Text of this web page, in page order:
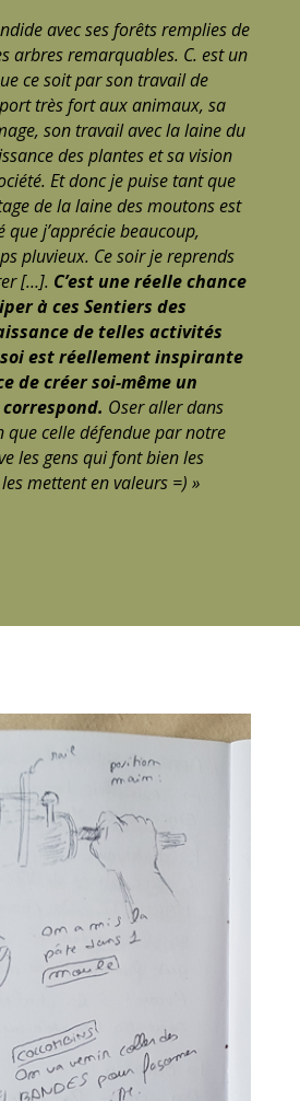
avec ses forêts remplies de
arbres remarquables. C. est un
ce soit par son travail de
très fort aux animaux, sa
son travail avec la laine du
des plantes et sa vision
Et donc je puise tant que
de la laine des moutons est
que j’apprécie beaucoup,
pluvieux. Ce soir je reprends
[…]. C’est une réelle chance
à ces Sentiers des
de telles activités
est réellement inspirante
de créer soi-même un
Oser aller dans
que celle défendue par notre
les gens qui font bien les
mettent en valeurs =) »